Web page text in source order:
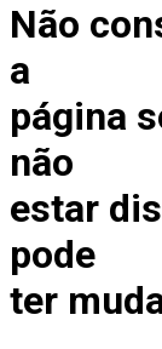
Não
a
página
não
estar
pode
ter